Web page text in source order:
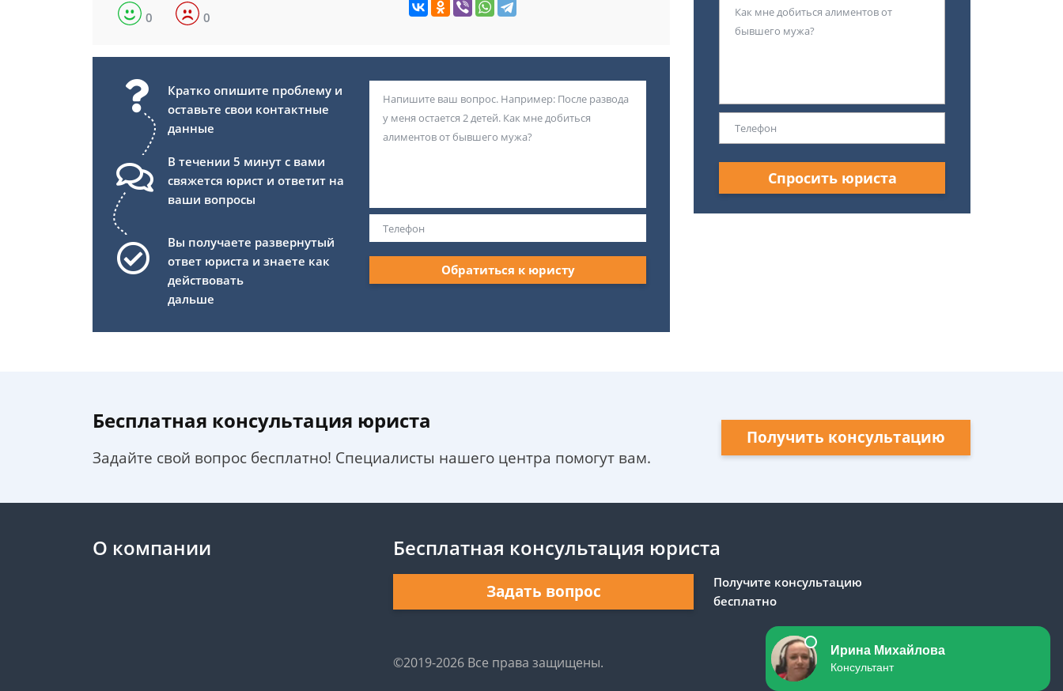
0 0
Кратко опишите проблему и
оставьте свои контактные
данные
В течении 5 минут с вами
свяжется юрист и ответит на
ваши вопросы
Вы получаете развернутый
ответ юриста и знаете как
действовать
дальше
Обратиться к юристу
Спросить юриста
Бесплатная консультация юриста
Задайте свой вопрос бесплатно! Специалисты нашего центра помогут вам.
Получить консультацию
О компании Бесплатная консультация юриста
Задать вопрос
Получите консультацию
бесплатно
©2019-2026 Все права защищены.